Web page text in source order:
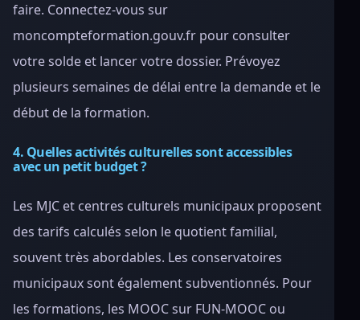
faire. Connectez-vous sur
moncompteformation.gouv.fr pour consulter
votre solde et lancer votre dossier. Prévoyez
plusieurs semaines de délai entre la demande et le
début de la formation.
4. Quelles activités culturelles sont accessibles
avec un petit budget ?
Les MJC et centres culturels municipaux proposent
des tarifs calculés selon le quotient familial,
souvent très abordables. Les conservatoires
municipaux sont également subventionnés. Pour
les formations, les MOOC sur FUN-MOOC ou